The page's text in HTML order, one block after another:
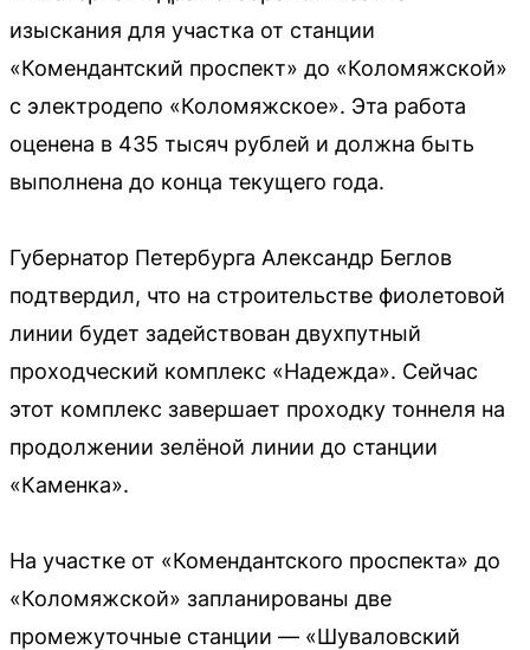
изыскания для участка от станции
«Комендантский проспект» до «Коломяжской»
с электродепо «Коломяжское». Эта работа
оценена в 435 тысяч рублей и должна быть
выполнена до конца текущего года.
Губернатор Петербурга Александр Беглов
подтвердил, что на строительстве фиолетовой
линии будет задействован двухпутный
проходческий комплекс «Надежда». Сейчас
этот комплекс завершает проходку тоннеля на
продолжении зелёной линии до станции
«Каменка».
На участке от «Комендантского проспекта» до
«Коломяжской» запланированы две
промежуточные станции — «Шуваловский